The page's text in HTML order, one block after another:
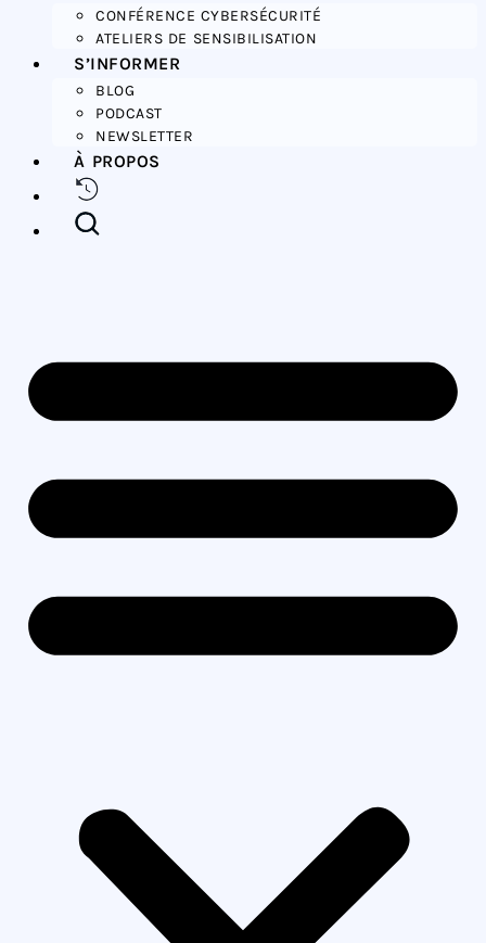
CONFÉRENCE CYBERSÉCURITÉ
ATELIERS DE SENSIBILISATION
S’INFORMER
BLOG
PODCAST
NEWSLETTER
À PROPOS